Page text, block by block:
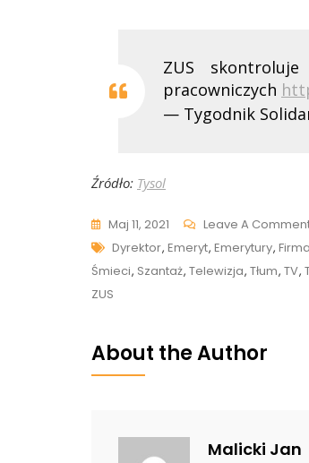
ZUS
pracowniczych
— Tygodnik
Źródło: Tysol
Maj 11, 2021 Leave A
Tags
Dyrektor, Emeryt, Emerytury, Firma
Śmieci, Szantaż, Telewizja, Tłum, TV,
ZUS
About the Author
Malicki Jan